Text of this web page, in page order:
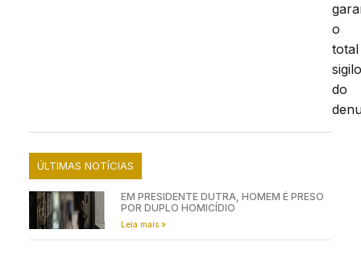
o
total
do
ÚLTIMAS NOTÍCIAS
EM PRESIDENTE DUTRA, HOMEM É PRESO
POR DUPLO HOMICÍDIO
Leia mais »